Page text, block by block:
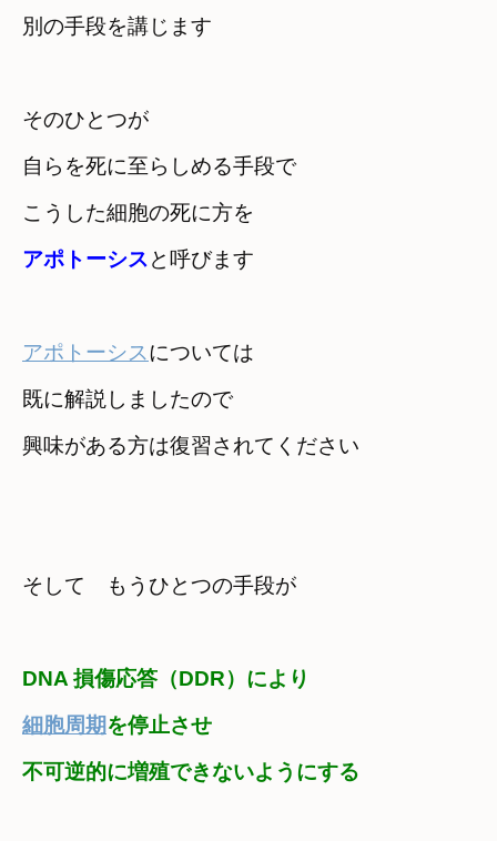
別の手段を講じます
そのひとつが
自らを死に至らしめる手段で
アポトーシス と呼びます
アポトーシスについては
既に解説しましたので
興味がある方は復習されてください
そして　もうひとつの手段が
細胞周期を停止させ
不可逆的に増殖できないようにする